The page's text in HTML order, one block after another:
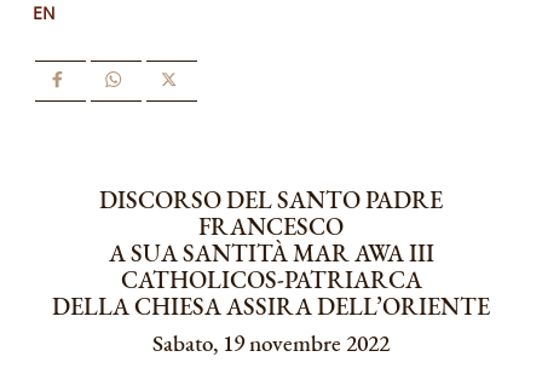
EN
DISCORSO DEL SANTO PADRE
FRANCESCO
A SUA SANTITÀ MAR AWA III
CATHOLICOS-PATRIARCA
DELLA CHIESA ASSIRA DELL’ORIENTE
Sabato, 19 novembre 2022